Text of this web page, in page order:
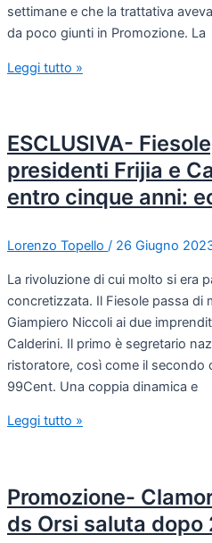
settimane e che la trattativa
da poco giunti in Promozione. La
Leggi tutto »
ESCLUSIVA-
presidenti Frijia e
entro cinque anni:
Lorenzo Topello / 26 Giugno
La rivoluzione di cui molto si era
concretizzata. Il Fiesole passa di
Giampiero Niccoli ai due
Calderini. Il primo è segretario
ristoratore, così come il secondo
99Cent. Una coppia dinamica e
Leggi tutto »
Promozione-
ds Orsi saluta dopo